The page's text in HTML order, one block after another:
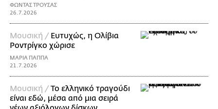
ΦΩΝΤΑΣ ΤΡΟΥΣΑΣ
26.7.2026
Μουσική / Ευτυχώς, η Ολίβια
Ροντρίγκο χώρισε
ΜΑΡΙΑ ΠΑΠΠΑ
21.7.2026
Μουσική / Το ελληνικό τραγούδι
είναι εδώ, μέσα από μια σειρά